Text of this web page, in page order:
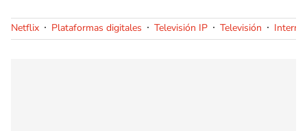
Netflix Plataformas digitales Televisión IP Televisión Internet